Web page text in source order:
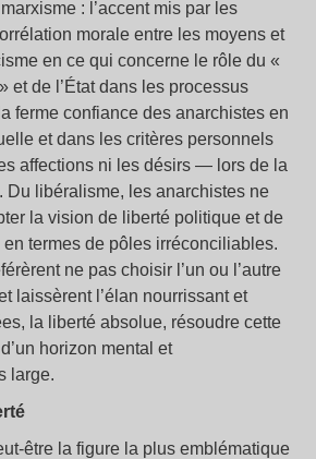
: l’accent mis par les
morale entre les moyens et
en ce qui concerne le rôle du «
et de l’État dans les processus
ferme confiance des anarchistes en
et dans les critères personnels
affections ni les désirs — lors de la
Du libéralisme, les anarchistes ne
la vision de liberté politique et de
termes de pôles irréconciliables.
ne pas choisir l’un ou l’autre
laissèrent l’élan nourrissant et
la liberté absolue, résoudre cette
horizon mental et
large.
être la figure la plus emblématique